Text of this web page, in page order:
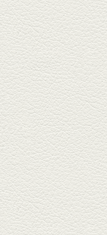
ろ焼き
「焼鳥こ
店構えで
牛串 ウ
創作串揚
」へ「銀
＆合鴨
ぃ」で昼
湯割で店